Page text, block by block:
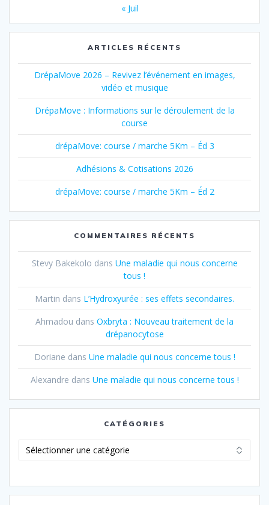
« Juil
ARTICLES RÉCENTS
DrépaMove 2026 – Revivez l’événement en images,
vidéo et musique
DrépaMove : Informations sur le déroulement de la
course
drépaMove: course / marche 5Km – Éd 3
Adhésions & Cotisations 2026
drépaMove: course / marche 5Km – Éd 2
COMMENTAIRES RÉCENTS
Stevy Bakekolo dans Une maladie qui nous concerne
tous !
Martin dans L’Hydroxyurée : ses effets secondaires.
Ahmadou dans Oxbryta : Nouveau traitement de la
drépanocytose
Doriane dans Une maladie qui nous concerne tous !
Alexandre dans Une maladie qui nous concerne tous !
CATÉGORIES